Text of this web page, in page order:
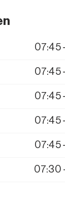
07:45
07:45
07:45
07:45
07:45
07:30